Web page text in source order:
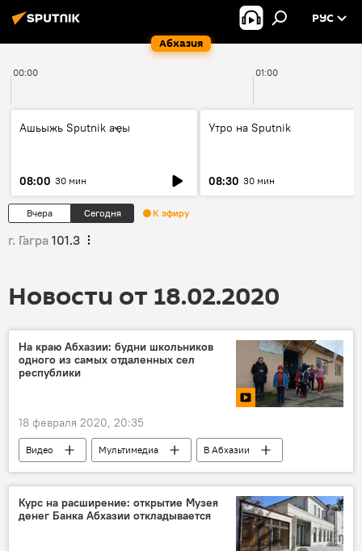
Абхазия
РУС
00:00 01:00
Ашьыжь Sputnik аҿы
08:00 30 мин
Утро на Sputnik
08:30 30 мин
Вчера Сегодня К эфиру
г. Гагра 101.3
Новости от 18.02.2020
На краю Абхазии: будни школьников
одного из самых отдаленных сел
республики
18 февраля 2020, 20:35
Видео Мультимедиа
В Абхазии
"Дежурный по району"
Курс на расширение: открытие Музея
денег Банка Абхазии откладывается